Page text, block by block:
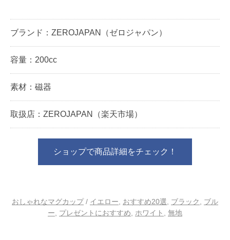
ブランド：ZEROJAPAN（ゼロジャパン）
容量：200cc
素材：磁器
取扱店：ZEROJAPAN（楽天市場）
ショップで商品詳細をチェック！
おしゃれなマグカップ/ イエロー おすすめ20選 ブラック
ブル
ー
プレゼントにおすすめ ホワイト 無地